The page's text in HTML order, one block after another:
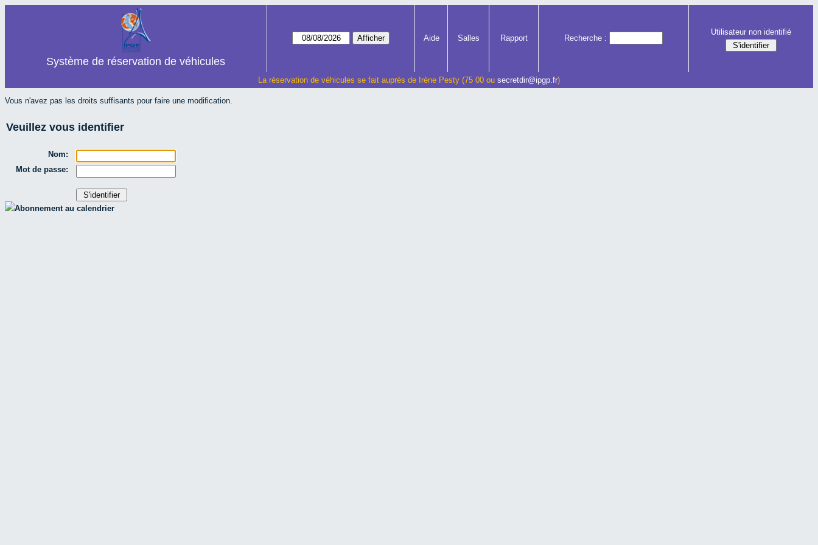
Système de réservation de véhicules
Aide Salles Rapport Recherche :
Utilisateur non identifié
La réservation de véhicules se fait auprès de Irène Pesty (75 00 ou secretdir@ipgp.fr)
Vous n'avez pas les droits suffisants pour faire une modification.
Veuillez vous identifier
Nom:
Mot de passe:
Abonnement au calendrier